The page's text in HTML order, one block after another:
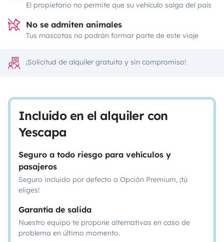
El propietario no permite que su vehículo salga del país
No se admiten animales
Tus mascotas no podrán formar parte de este viaje
¡Solicitud de alquiler gratuita y sin compromiso!
Incluido en el alquiler con
Yescapa
Seguro a todo riesgo para vehículos y
pasajeros
Seguro incluido por defecto o Opción Premium, ¡tú
eliges!
Garantía de salida
Nuestro equipo te propone alternativas en caso de
problema en último momento.